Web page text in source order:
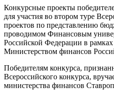
Конкурсные проекты
для участия во втором туре
проектов по представлению
проводимом Финансовым
Российской Федерации в
Министерством финансов
Победителям конкурса,
Всероссийского конкурса,
министерства финансов